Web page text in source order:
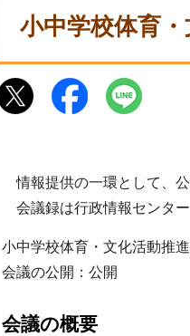
小中学校体育
情報提供の一環として、公
会議録は行政情報センター
小中学校体育・文化活動推
会議の公開：公開
会議の概要